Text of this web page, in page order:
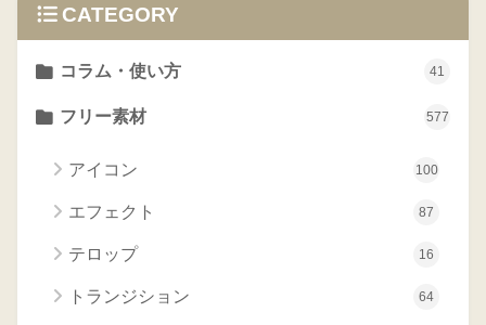
CATEGORY
コラム・使い方 41
フリー素材 577
アイコン 100
エフェクト 87
テロップ 16
トランジション 64